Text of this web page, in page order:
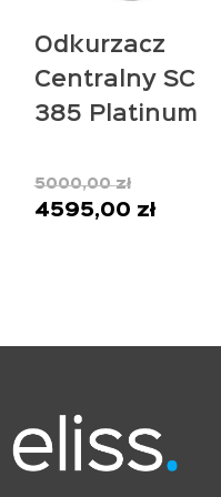
Odkurzacz
Centralny SC
385 Platinum
GRATIS,
5000,00złPierwotna
cena
4595,00 złAktualna